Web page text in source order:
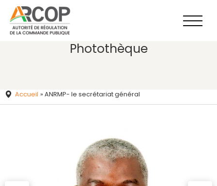
contenu
Photothèque
Accueil » ANRMP- le secrétariat général